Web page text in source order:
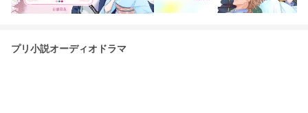
プリ小説オーディオドラマ